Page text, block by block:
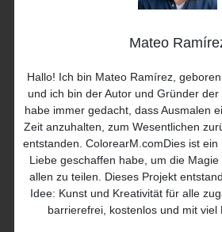
Mateo
Hallo! Ich bin Mateo Ramírez,
und ich bin der Autor und Gründer
habe immer gedacht, dass Ausmalen
Zeit anzuhalten, zum Wesentlichen
entstanden. ColorearM.comDies ist
Liebe geschaffen habe, um die
allen zu teilen. Dieses Projekt
Idee: Kunst und Kreativität für alle
barrierefrei, kostenlos und mit viel